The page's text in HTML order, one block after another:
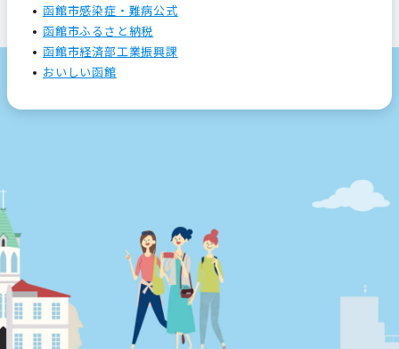
函館市感染症・難病公式
函館市ふるさと納税
函館市経済部工業振興課
おいしい函館